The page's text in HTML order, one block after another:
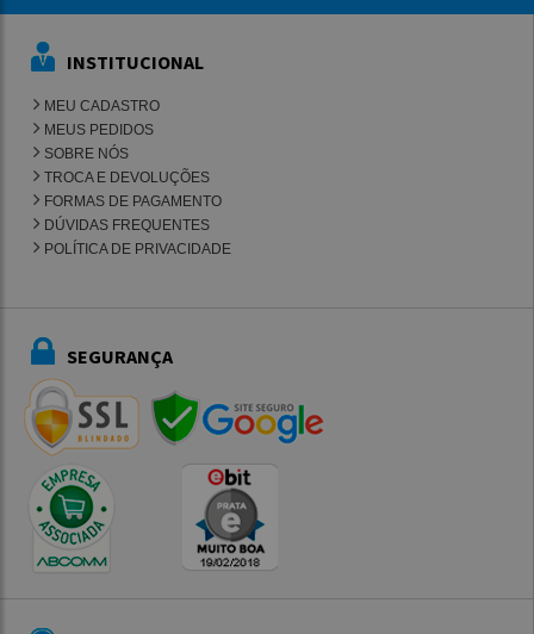
INSTITUCIONAL
MEU CADASTRO
MEUS PEDIDOS
SOBRE NÓS
TROCA E DEVOLUÇÕES
FORMAS DE PAGAMENTO
DÚVIDAS FREQUENTES
POLÍTICA DE PRIVACIDADE
SEGURANÇA